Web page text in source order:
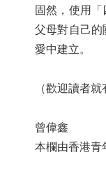
固然，使用
父母對自己的
愛中建立。
（歡迎讀者
曾偉鑫
本欄由香港青